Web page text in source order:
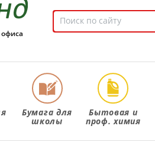
Бумага для
школы
Бытовая и
проф. химия